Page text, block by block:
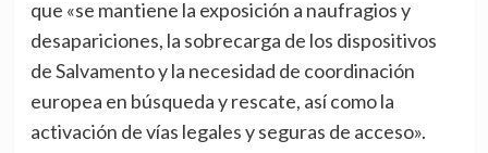
que «se mantiene la exposición a naufragios y
desapariciones, la sobrecarga de los dispositivos
de Salvamento y la necesidad de coordinación
europea en búsqueda y rescate, así como la
activación de vías legales y seguras de acceso».